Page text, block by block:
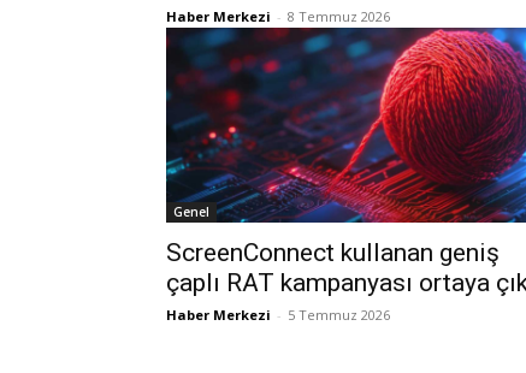
Haber Merkezi - 8 Temmuz 2026
Genel
ScreenConnect kullanan geniş
çaplı RAT kampanyası ortaya
Haber Merkezi - 5 Temmuz 2026